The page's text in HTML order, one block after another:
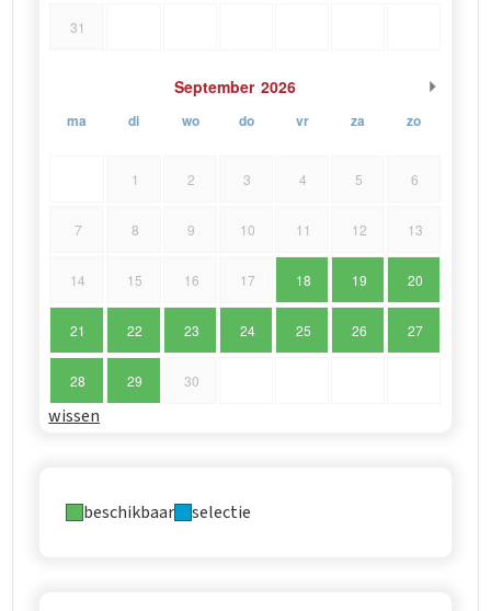
31
September 2026
ma di wo do vr za zo
1 2 3 4 5 6
7 8 9 10 11 12 13
14 15 16 17 18 19 20
21 22 23 24 25 26 27
28 29 30
wissen
beschikbaar selectie